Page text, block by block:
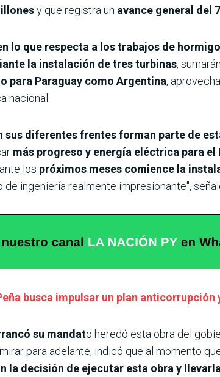
y que registra un avance general del
lo que respecta a los trabajos de
la instalación de tres turbinas, sumarán
para Paraguay como Argentina,
nacional.
sus diferentes frentes forman parte de
más progreso y energía eléctrica para el
los próximos meses comience la
ingeniería realmente impresionante",
busca impulsar un plan
su mandato heredó esta obra del
para adelante, indicó que al momento
la decisión de ejecutar esta obra y